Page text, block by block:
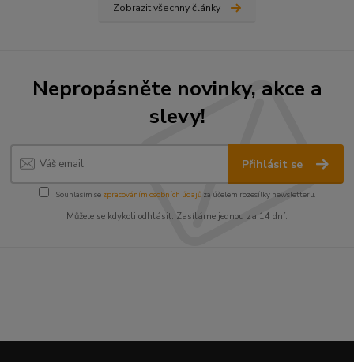
Zobrazit všechny články
Nepropásněte novinky, akce a
slevy!
Přihlásit se
Souhlasím se zpracováním osobních údajůza účelem rozesílky newsletteru.
Můžete se kdykoli odhlásit. Zasíláme jednou za 14 dní.